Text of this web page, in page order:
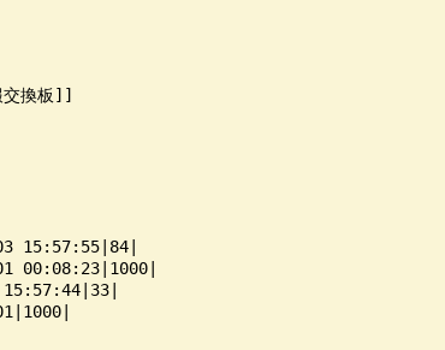
交換板]]
15:57:55|84|
00:08:23|1000|
15:57:44|33|